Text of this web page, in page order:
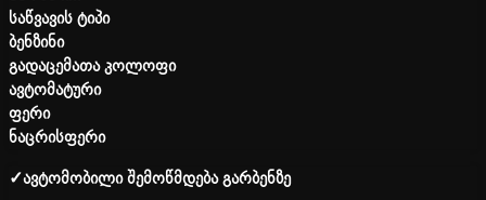
საწვავის ტიპი
ბენზინი
გადაცემათა კოლოფი
ავტომატური
ფერი
ნაცრისფერი
✓ავტომობილი შემოწმდება გარბენზე